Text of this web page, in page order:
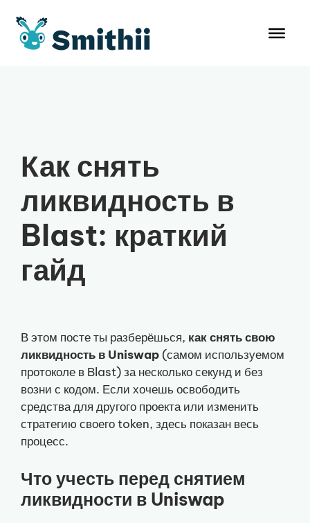
содержимому
Как снять
ликвидность в
Blast: краткий
гайд
В этом посте ты разберёшься, как снять свою
ликвидность в Uniswap (самом используемом
протоколе в Blast) за несколько секунд и без
возни с кодом. Если хочешь освободить
средства для другого проекта или изменить
стратегию своего token, здесь показан весь
процесс.
Что учесть перед снятием
ликвидности в Uniswap